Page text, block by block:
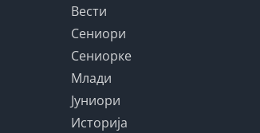
Вести
Сениори
Сениорке
Млади
Јуниори
Историја